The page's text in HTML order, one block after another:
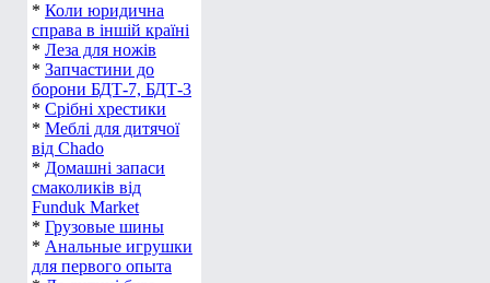
* Коли юридична
справа в іншій країні
* Леза для ножів
* Запчастини до
борони БДТ-7, БДТ-3
* Срібні хрестики
* Меблі для дитячої
від Chado
* Домашні запаси
смаколиків від
Funduk Market
* Грузовые шины
* Анальные игрушки
для первого опыта